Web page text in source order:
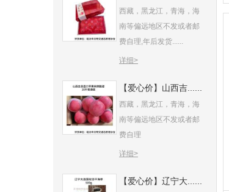
西藏，黑龙江，青海，海
南等偏远地区不发或者邮
费自理,年后发货......
详细>
【爱心价】山西吉......
西藏，黑龙江，青海，海
南等偏远地区不发或者邮
费自理
详细>
【爱心价】辽宁大......